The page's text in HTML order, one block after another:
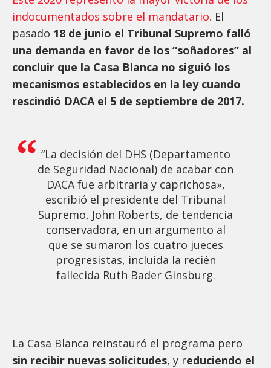
indocumentados sobre el mandatario. El
pasado 18 de junio el Tribunal Supremo falló
una demanda en favor de los “soñadores” al
concluir que la Casa Blanca no siguió los
mecanismos establecidos en la ley cuando
rescindió DACA el 5 de septiembre de 2017.
“La decisión del DHS (Departamento
de Seguridad Nacional) de acabar con
DACA fue arbitraria y caprichosa»,
escribió el presidente del Tribunal
Supremo, John Roberts, de tendencia
conservadora, en un argumento al
que se sumaron los cuatro jueces
progresistas, incluida la recién
fallecida Ruth Bader Ginsburg.
La Casa Blanca reinstauró el programa pero
sin recibir nuevas solicitudes, y reduciendo el